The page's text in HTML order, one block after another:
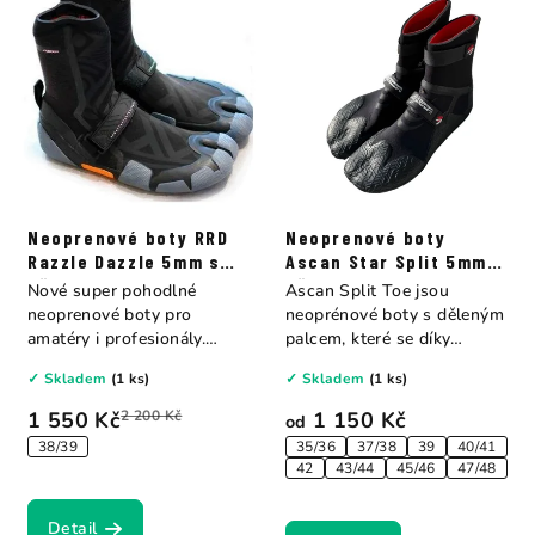
Neoprenové boty RRD
Razzle Dazzle 5mm s
děleným palcem
1 550 Kč2 200 Kč
38/39
✓ Skladem (1 ks)
Detail
Nové super pohodlné
neoprenové boty pro
amatéry i profesionály.
Neoprenové boty
Ascan Star Split 5mm s
děleným palcem
od 1 150 Kč
35/36 37/38 39
40/41
42
43/44 45/46 47/48
✓ Skladem (1 ks)
Ascan Split Toe jsou
neoprénové boty s děleným
palcem, které se díky